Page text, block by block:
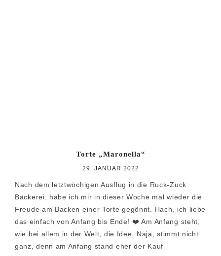
Torte „Maronella“
29. JANUAR 2022
Nach dem letztwöchigen Ausflug in die Ruck-Zuck
Bäckerei, habe ich mir in dieser Woche mal wieder die
Freude am Backen einer Torte gegönnt. Hach, ich liebe
das einfach von Anfang bis Ende! ❤️ Am Anfang steht,
wie bei allem in der Welt, die Idee. Naja, stimmt nicht
ganz, denn am Anfang stand eher der Kauf